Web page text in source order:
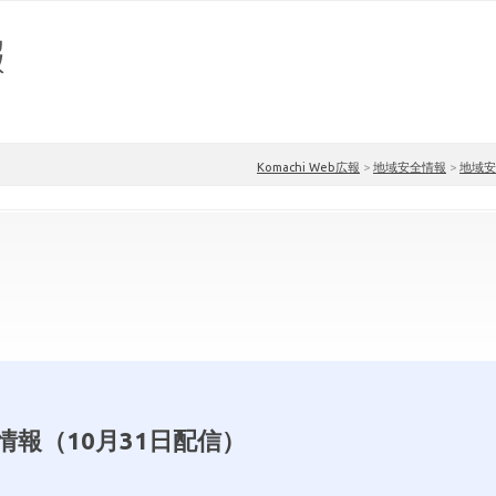
Komachi Web広報 > 地域安全情報 > 地域
報（10月31日配信）